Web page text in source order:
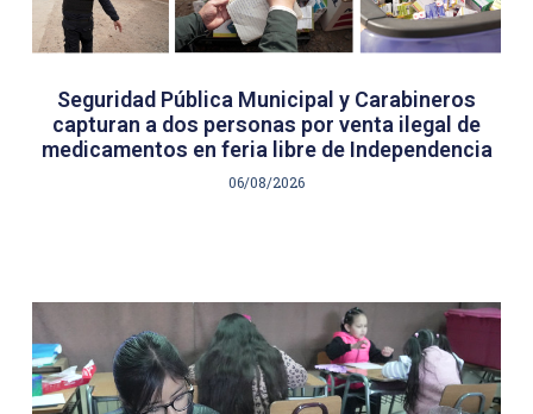
Seguridad Pública Municipal y Carabineros
capturan a dos personas por venta ilegal de
medicamentos en feria libre de Independencia
06/08/2026